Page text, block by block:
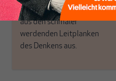
Gemeinsam scheren wir
aus den schmaler
werdenden Leitplanken
des Denkens aus.